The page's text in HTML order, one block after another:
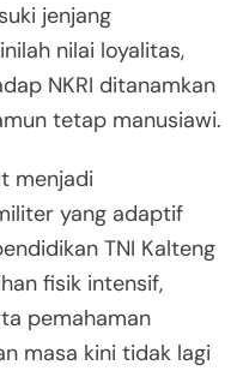
jenjang
nilai loyalitas,
NKRI ditanamkan
tetap manusiawi.
menjadi
yang adaptif
TNI Kalteng
fisik intensif,
pemahaman
masa kini tidak lagi